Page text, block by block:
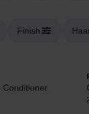
Finish
Conditioner